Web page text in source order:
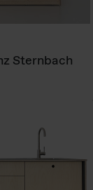
Sternbach